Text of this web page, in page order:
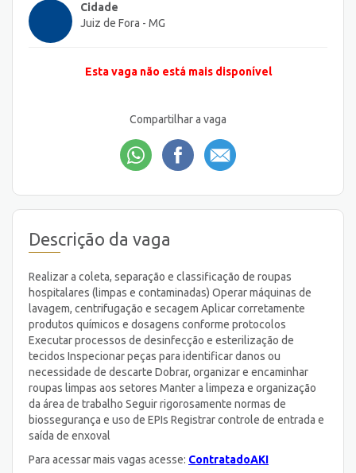
Cidade
Juiz de Fora - MG
Esta vaga não está mais disponível
Compartilhar a vaga
Descrição da vaga
Realizar a coleta, separação e classificação de roupas
hospitalares (limpas e contaminadas) Operar máquinas de
lavagem, centrifugação e secagem Aplicar corretamente
produtos químicos e dosagens conforme protocolos
Executar processos de desinfecção e esterilização de
tecidos Inspecionar peças para identificar danos ou
necessidade de descarte Dobrar, organizar e encaminhar
roupas limpas aos setores Manter a limpeza e organização
da área de trabalho Seguir rigorosamente normas de
biossegurança e uso de EPIs Registrar controle de entrada e
saída de enxoval
Para acessar mais vagas acesse: ContratadoAKI